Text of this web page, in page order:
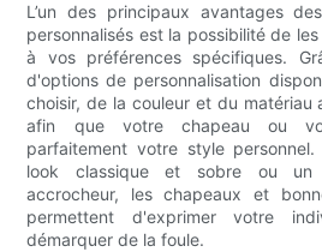
L’un des principaux avantages
personnalisés est la possibilité de
à vos préférences spécifiques.
d'options de personnalisation
choisir, de la couleur et du matériau
afin que votre chapeau ou
parfaitement votre style
look classique et sobre ou un
accrocheur, les chapeaux et
permettent d'exprimer votre
démarquer de la foule.